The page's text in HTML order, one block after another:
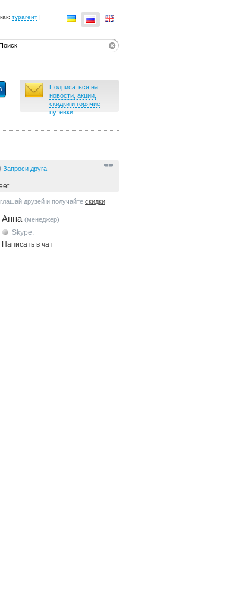
турагент |
Подписаться на
новости, акции,
скидки и горячие
путевки
Запроси друга
друзей и получайте скидки
Анна (менеджер)
Skype:
Написать в чат